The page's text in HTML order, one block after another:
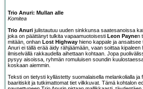
Trio Anuri: Mullan alle
Komitea
Trio Anuri julistautuu uuden sinkkunsa saatesanoissa
joka on päättänyt tulkita vapaamuotoisesti Leon Paynen
mitään, onhan Lost Highway hieno kappale ja
Anuri ei tällä erää äidy rähjäämään, vaan soittaa kipaleen
ilmiselvällä rakkaudella aihettaan kohtaan. Jopa
pysyy aisoissa, ryhmän romuluisen soundin
koskaan aiemmin.
Teksti on tietysti kyllästetty suomalaisella melankolialla ja
baaritiskit ja tutkimattomat tiet vilkkuvat. Tämä kohtalon